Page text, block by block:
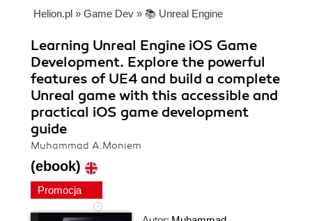
Helion.pl » Game Dev » 📚 Unreal Engine
Learning Unreal Engine iOS Game
Development. Explore the powerful
features of UE4 and build a complete
Unreal game with this accessible and
practical iOS game development
guide
Muhammad A.Moniem
(ebook)
Promocja